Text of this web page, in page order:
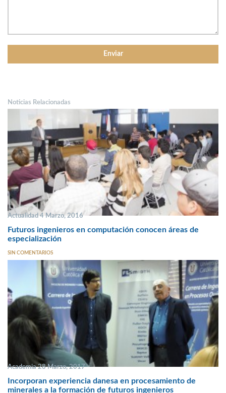
Noticias Relacionadas
Actualidad 4 Marzo, 2016
Futuros ingenieros en computación conocen áreas de
especialización
SIN COMENTARIOS
Academia 28 Marzo, 2017
Incorporan experiencia danesa en procesamiento de
minerales a la formación de futuros ingenieros